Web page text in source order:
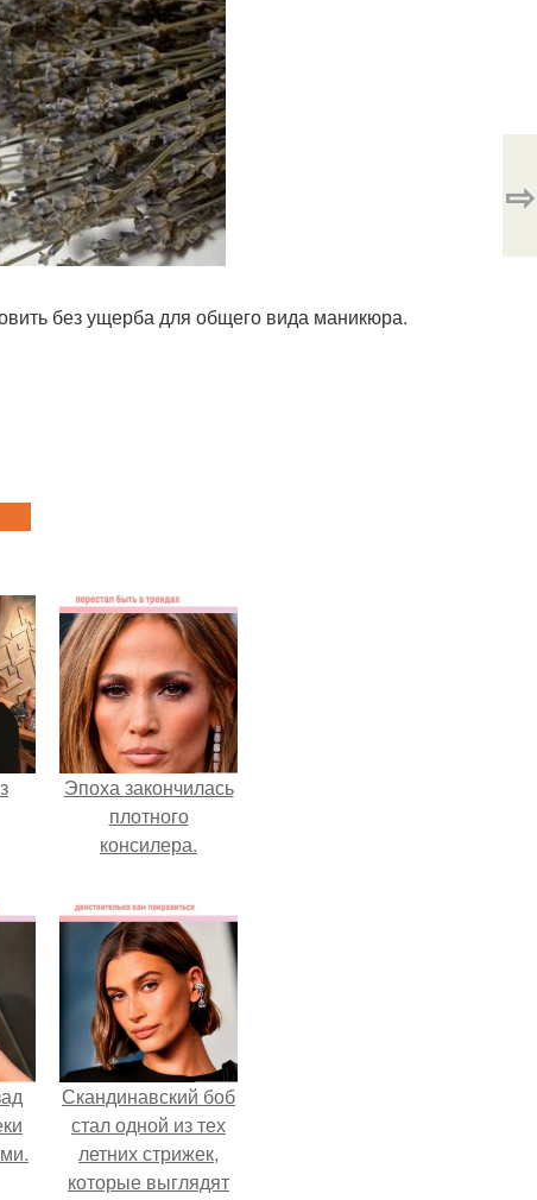
без ущерба для общего вида маникюра.
⇨
Эпоха закончилась
плотного
консилера.
Скандинавский боб
стал одной из тех
летних стрижек,
которые выглядят